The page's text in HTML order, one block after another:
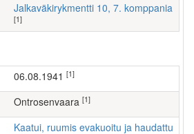
Jalkaväkirykmentti 10, 7. komppania
[1]
06.08.1941 [1]
Ontrosenvaara [1]
Kaatui, ruumis evakuoitu ja haudattu